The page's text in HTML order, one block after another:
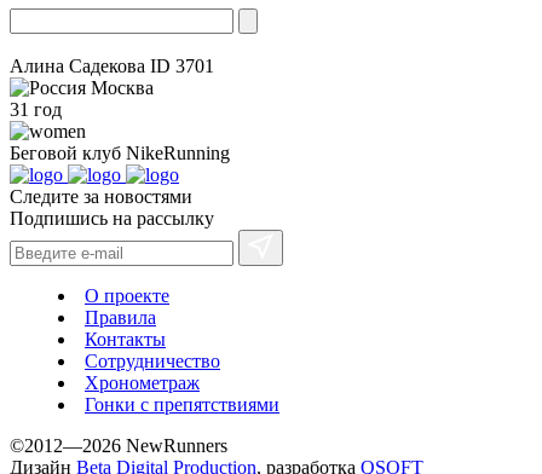
Алина Садекова ID 3701
Москва
31 год
Беговой клуб NikeRunning
Следите за новостями
Подпишись на рассылку
О проекте
Правила
Контакты
Сотрудничество
Хронометраж
Гонки с препятствиями
©2012—2026 NewRunners
Дизайн Beta Digital Production, разработка QSOFT